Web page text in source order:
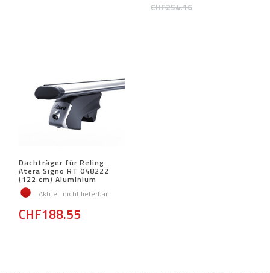
CHF254.16
Dachträger für Reling
Atera Signo RT 048222
(122 cm) Aluminium
Aktuell nicht lieferbar
CHF188.55